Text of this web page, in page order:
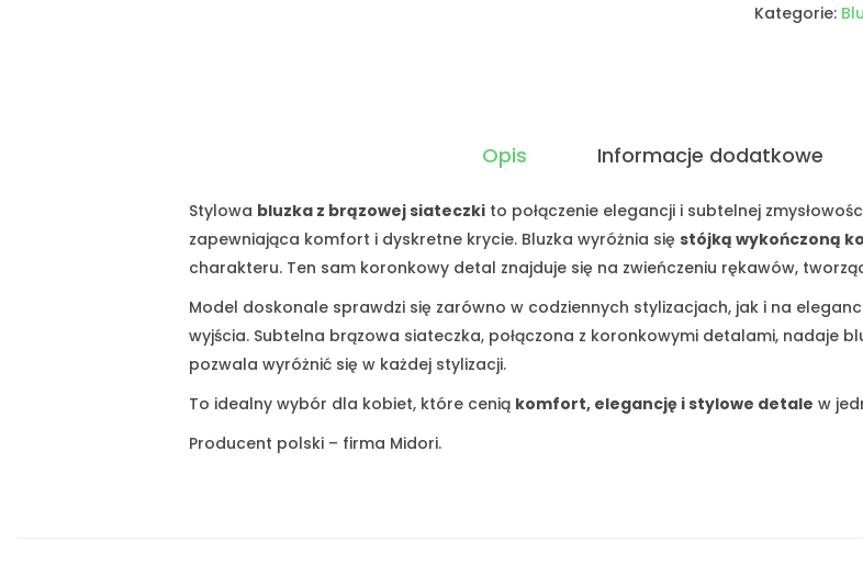
Kategorie:
Opis Informacje dodatkowe
Stylowa bluzka z brązowej siateczki to połączenie elegancji i subtelnej
zapewniająca komfort i dyskretne krycie. Bluzka wyróżnia się stójką wykończoną
charakteru. Ten sam koronkowy detal znajduje się na zwieńczeniu rękawów,
Model doskonale sprawdzi się zarówno w codziennych stylizacjach, jak i na
wyjścia. Subtelna brązowa siateczka, połączona z koronkowymi detalami, nadaje
pozwala wyróżnić się w każdej stylizacji.
To idealny wybór dla kobiet, które cenią komfort, elegancję i stylowe detale w
Producent polski – firma Midori.